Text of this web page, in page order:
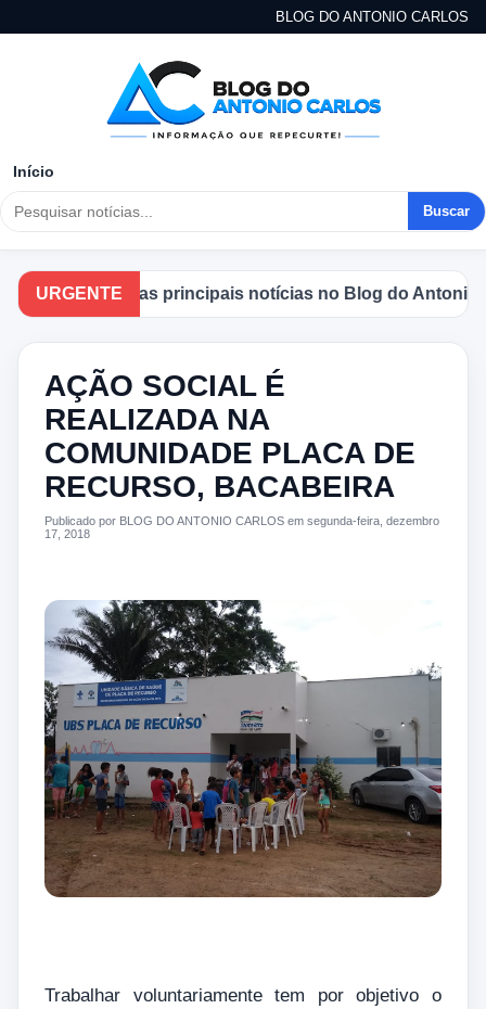
BLOG DO ANTONIO CARLOS
Início
Buscar
URGENTEas principais notícias no Blog do Antonio
AÇÃO SOCIAL É
REALIZADA NA
COMUNIDADE PLACA DE
RECURSO, BACABEIRA
Publicado por BLOG DO ANTONIO CARLOS em segunda-feira, dezembro
17, 2018
Trabalhar voluntariamente tem por objetivo o